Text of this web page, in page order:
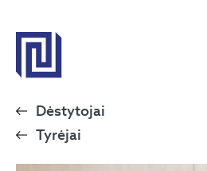
Dėstytojai
Tyrėjai